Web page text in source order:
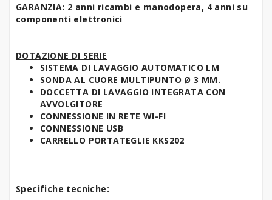
GARANZIA: 2 anni ricambi e manodopera, 4 anni su
componenti elettronici
DOTAZIONE DI SERIE
SISTEMA DI LAVAGGIO AUTOMATICO LM
SONDA AL CUORE MULTIPUNTO Ø 3 MM.
DOCCETTA DI LAVAGGIO INTEGRATA CON
AVVOLGITORE
CONNESSIONE IN RETE WI-FI
CONNESSIONE USB
CARRELLO PORTATEGLIE KKS202
Specifiche tecniche: